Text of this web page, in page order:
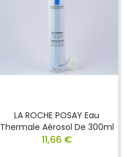
LA ROCHE POSAY Eau
Thermale Aérosol De 300ml
11,66 €